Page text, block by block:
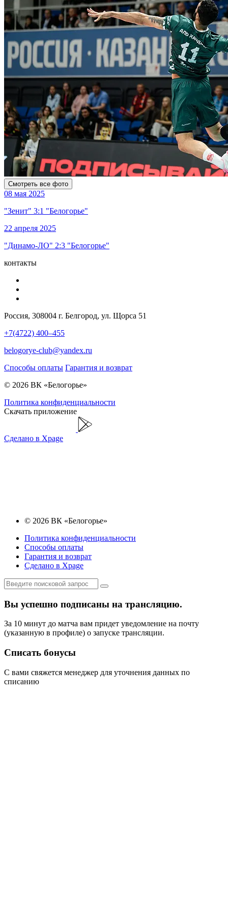
Смотреть все фото
08 мая 2025
"Зенит" 3:1 "Белогорье"
22 апреля 2025
"Динамо-ЛО" 2:3 "Белогорье"
контакты
Россия, 308004 г. Белгород, ул. Щорса 51
+7(4722) 400–455
belogorye-club@yandex.ru
Способы оплаты Гарантия и возврат
© 2026 ВК «Белогорье»
Политика конфиденциальности
Скачать приложение
Сделано в Xpage
© 2026 ВК «Белогорье»
Политика конфиденциальности
Способы оплаты
Гарантия и возврат
Сделано в Xpage
Вы успешно подписаны на трансляцию.
За 10 минут до матча вам придет уведомление на почту
(указанную в профиле) о запуске трансляции.
Списать бонусы
С вами свяжется менеджер для уточнения данных по
списанию